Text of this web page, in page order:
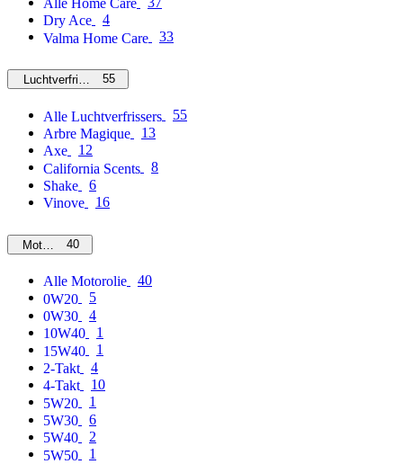
Dry Ace
4
Valma Home Care
33
Luchtverfrissers55
Alle Luchtverfrissers
55
Arbre Magique
13
Axe
12
California Scents
8
Shake
6
Vinove
16
Motorolie40
Alle Motorolie
40
0W20
5
0W30
4
10W40
1
15W40
1
2-Takt
4
4-Takt
10
5W20
1
5W30
6
5W40
2
5W50
1